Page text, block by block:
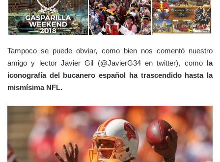
Tampoco se puede obviar, como bien nos comentó nuestro
amigo y lector Javier Gil (@JavierG34 en twitter), como la
iconografía del bucanero español ha trascendido hasta la
mismísima NFL.